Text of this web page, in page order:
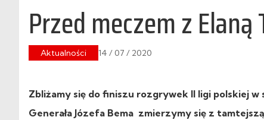
Przed meczem z Elaną
Aktualności 14 / 07 / 2020
Zbliżamy się do finiszu rozgrywek II ligi polskiej
Generała Józefa Bema zmierzymy się z